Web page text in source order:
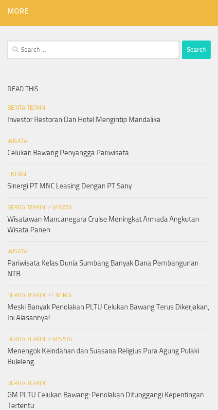
MORE
Search
for:
READ THIS
BERITA TERKINI
Investor Restoran Dan Hotel Mengintip Mandalika
WISATA
Celukan Bawang Penyangga Pariwisata
ENERGI
Sinergi PT MNC Leasing Dengan PT Sany
BERITA TERKINI / WISATA
Wisatawan Mancanegara Cruise Meningkat Armada Angkutan
Wisata Panen
WISATA
Pariwisata Kelas Dunia Sumbang Banyak Dana Pembangunan
NTB
BERITA TERKINI / ENERGI
Meski Banyak Penolakan PLTU Celukan Bawang Terus Dikerjakan,
Ini Alasannya!
BERITA TERKINI / WISATA
Menengok Keindahan dan Suasana Religius Pura Agung Pulaki
Buleleng
BERITA TERKINI
GM PLTU Celukan Bawang: Penolakan Ditunggangi Kepentingan
Tertentu